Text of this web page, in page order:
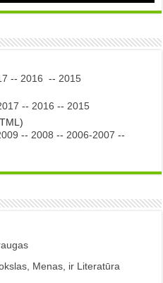
-- 2016 -- 2015
-- 2016 -- 2015
-- 2008 -- 2006-2007 --
Menas, ir Literatūra